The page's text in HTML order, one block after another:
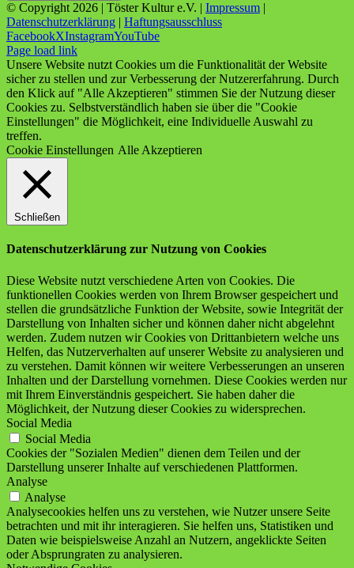
© Copyright 2026 | Töster Kultur e.V. | Impressum |
Datenschutzerklärung | Haftungsausschluss
FacebookXInstagramYouTube
Page load link
Unsere Website nutzt Cookies um die Funktionalität der Website
sicher zu stellen und zur Verbesserung der Nutzererfahrung. Durch
den Klick auf "Alle Akzeptieren" stimmen Sie der Nutzung dieser
Cookies zu. Selbstverständlich haben sie über die "Cookie
Einstellungen" die Möglichkeit, eine Individuelle Auswahl zu
treffen.
Cookie Einstellungen Alle Akzeptieren
Schließen
Datenschutzerklärung zur Nutzung von Cookies
Diese Website nutzt verschiedene Arten von Cookies. Die
funktionellen Cookies werden von Ihrem Browser gespeichert und
stellen die grundsätzliche Funktion der Website, sowie Integrität der
Darstellung von Inhalten sicher und können daher nicht abgelehnt
werden. Zudem nutzen wir Cookies von Drittanbietern welche uns
Helfen, das Nutzerverhalten auf unserer Website zu analysieren und
zu verstehen. Damit können wir weitere Verbesserungen an unseren
Inhalten und der Darstellung vornehmen. Diese Cookies werden nur
mit Ihrem Einverständnis gespeichert. Sie haben daher die
Möglichkeit, der Nutzung dieser Cookies zu widersprechen.
Social Media
Social Media
Cookies der "Sozialen Medien" dienen dem Teilen und der
Darstellung unserer Inhalte auf verschiedenen Plattformen.
Analyse
Analyse
Analysecookies helfen uns zu verstehen, wie Nutzer unsere Seite
betrachten und mit ihr interagieren. Sie helfen uns, Statistiken und
Daten wie beispielsweise Anzahl an Nutzern, angeklickte Seiten
oder Absprungraten zu analysieren.